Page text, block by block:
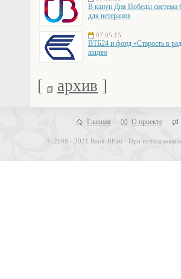
В канун Дня Победы
для ветеранов
07.05.15
ВТБ24 и фонд «Старость в
акцию
[ архив ]
Главная О проекте
© 2008 - 2021 Bank-RF.ru - При